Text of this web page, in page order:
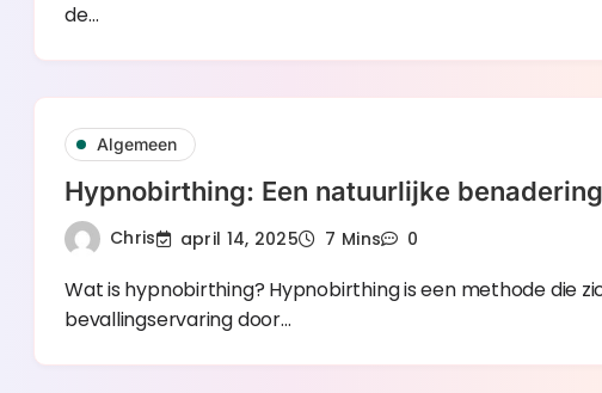
de…
Algemeen
Hypnobirthing: Een natuurlijke
Chris april 14, 2025 7 Mins 0
Wat is hypnobirthing? Hypnobirthing is een methode die
bevallingservaring door…